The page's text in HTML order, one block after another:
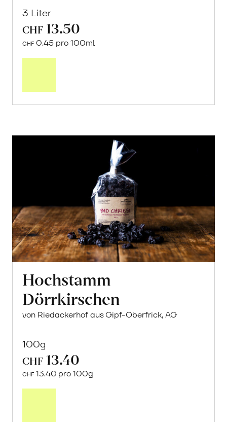
3 Liter
CHF 13.50
CHF 0.45 pro 100ml
Hochstamm
Dörrkirschen
von Riedackerhof aus Gipf-Oberfrick, AG
100g
CHF 13.40
CHF 13.40 pro 100g